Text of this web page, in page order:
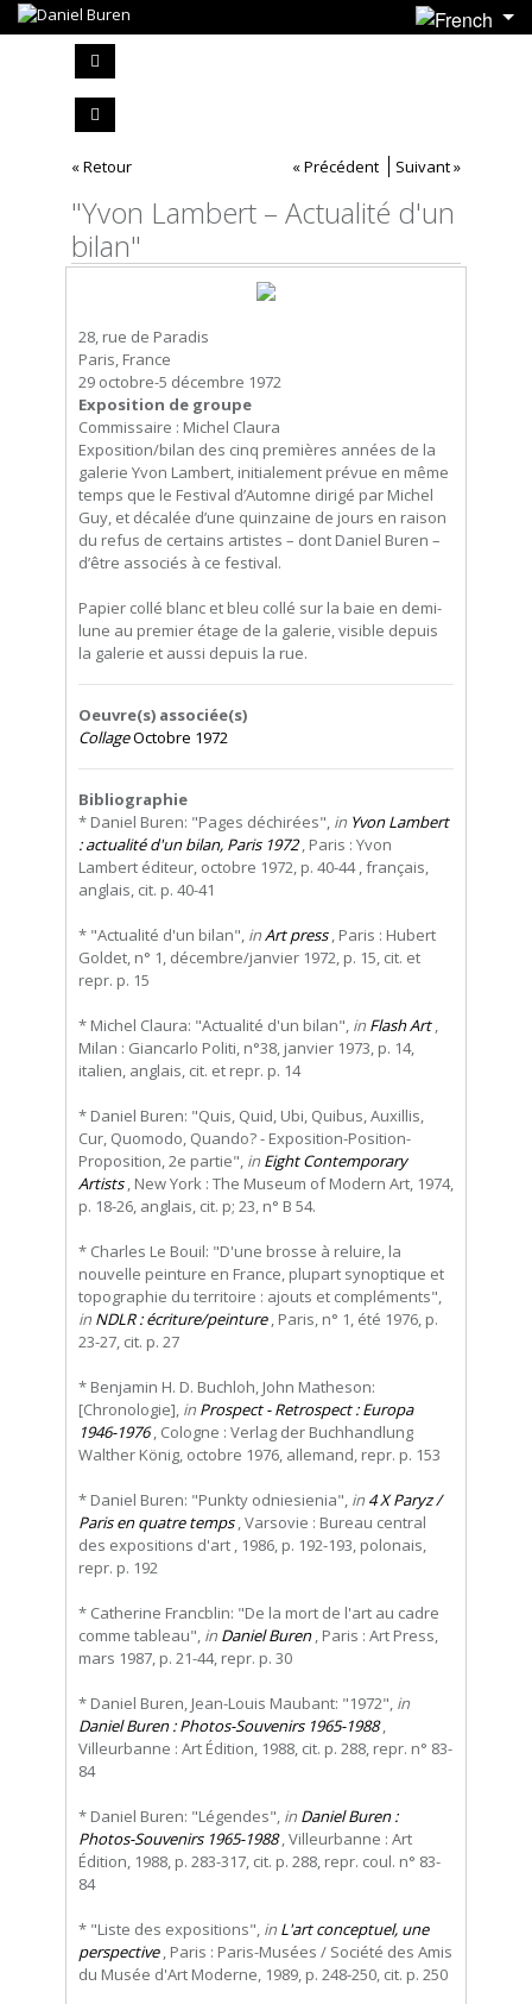
« Retour « Précédent Suivant »
"Yvon Lambert – Actualité d'un
bilan"
28, rue de Paradis
Paris, France
29 octobre-5 décembre 1972
Exposition de groupe
Commissaire : Michel Claura
Exposition/bilan des cinq premières années de la
galerie Yvon Lambert, initialement prévue en même
temps que le Festival d’Automne dirigé par Michel
Guy, et décalée d’une quinzaine de jours en raison
du refus de certains artistes – dont Daniel Buren –
d’être associés à ce festival.
Papier collé blanc et bleu collé sur la baie en demi-
lune au premier étage de la galerie, visible depuis
la galerie et aussi depuis la rue.
Oeuvre(s) associée(s)
CollageOctobre 1972
Bibliographie
* Daniel Buren: "Pages déchirées", in Yvon Lambert
: actualité d'un bilan, Paris 1972, Paris : Yvon
Lambert éditeur, octobre 1972, p. 40-44 , français,
anglais, cit. p. 40-41
* "Actualité d'un bilan", inArt press, Paris : Hubert
Goldet, n° 1, décembre/janvier 1972, p. 15, cit. et
repr. p. 15
* Michel Claura: "Actualité d'un bilan", in Flash Art,
Milan : Giancarlo Politi, n°38, janvier 1973, p. 14,
italien, anglais, cit. et repr. p. 14
* Daniel Buren: "Quis, Quid, Ubi, Quibus, Auxillis,
Cur, Quomodo, Quando? - Exposition-Position-
Proposition, 2e partie", in Eight Contemporary
Artists, New York : The Museum of Modern Art, 1974,
p. 18-26, anglais, cit. p; 23, n° B 54.
* Charles Le Bouil: "D'une brosse à reluire, la
nouvelle peinture en France, plupart synoptique et
topographie du territoire : ajouts et compléments",
in NDLR : écriture/peinture, Paris, n° 1, été 1976, p.
23-27, cit. p. 27
* Benjamin H. D. Buchloh, John Matheson:
[Chronologie], in Prospect - Retrospect : Europa
1946-1976, Cologne : Verlag der Buchhandlung
Walther König, octobre 1976, allemand, repr. p. 153
* Daniel Buren: "Punkty odniesienia", in 4 X Paryz /
Paris en quatre temps, Varsovie : Bureau central
des expositions d'art , 1986, p. 192-193, polonais,
repr. p. 192
* Catherine Francblin: "De la mort de l'art au cadre
comme tableau", in Daniel Buren, Paris : Art Press,
mars 1987, p. 21-44, repr. p. 30
* Daniel Buren, Jean-Louis Maubant: "1972", in
Daniel Buren : Photos-Souvenirs 1965-1988,
Villeurbanne : Art Édition, 1988, cit. p. 288, repr. n° 83-
84
* Daniel Buren: "Légendes", in Daniel Buren :
Photos-Souvenirs 1965-1988, Villeurbanne : Art
Édition, 1988, p. 283-317, cit. p. 288, repr. coul. n° 83-
84
* "Liste des expositions", in L'art conceptuel, une
perspective, Paris : Paris-Musées / Société des Amis
du Musée d'Art Moderne, 1989, p. 248-250, cit. p. 250